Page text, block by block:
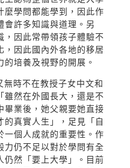
麼學問都能學到，因此作
會許多知識與道理。另
，因此常帶領孩子體驗不
，因此國內外各地的移居
培養及視野的開展。
時不在教授子女中文和
雖然在外國長大，還是不
畢業後，她父親要她直接
真實人生」，足見「自
一個人成就的重要性。作
力仍不足以對於學問有全
仍然「要上大學」。目前